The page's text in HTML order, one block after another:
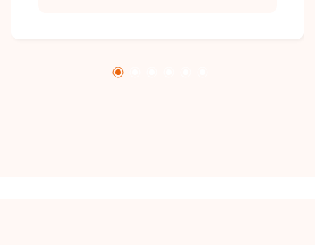
com salão de festas, espaço kids, espaço pet,